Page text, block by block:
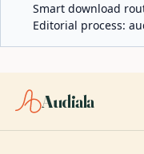
Smart download
Editorial process:
Audiala